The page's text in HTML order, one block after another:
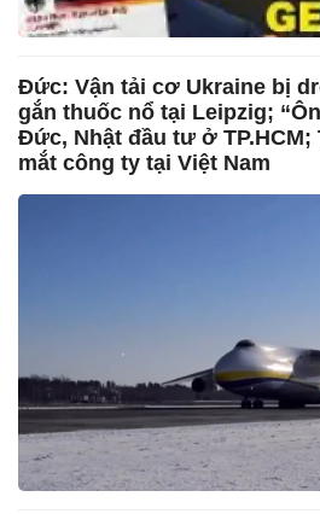
Đức: Vận tải cơ Ukraine bị
gắn thuốc nổ tại Leipzig;
Đức, Nhật đầu tư ở TP.HCM;
mắt công ty tại Việt Nam